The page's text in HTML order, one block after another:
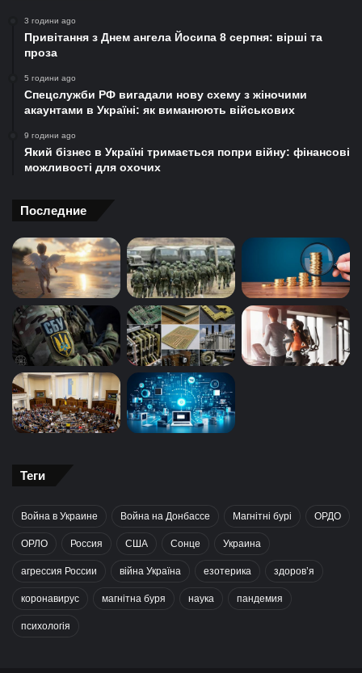
3 години ago
Привітання з Днем ангела Йосипа 8 серпня: вірші та
проза
5 години ago
Спецслужби РФ вигадали нову схему з жіночими
акаунтами в Україні: як виманюють військових
9 години ago
Який бізнес в Україні тримається попри війну: фінансові
можливості для охочих
Последние
Теги
Война в Украине Война на Донбассе Магнітні бурі ОРДО
ОРЛО Россия США Сонце Украина
агрессия России війна Україна езотерика здоров’я
коронавирус магнітна буря наука пандемия
психологія